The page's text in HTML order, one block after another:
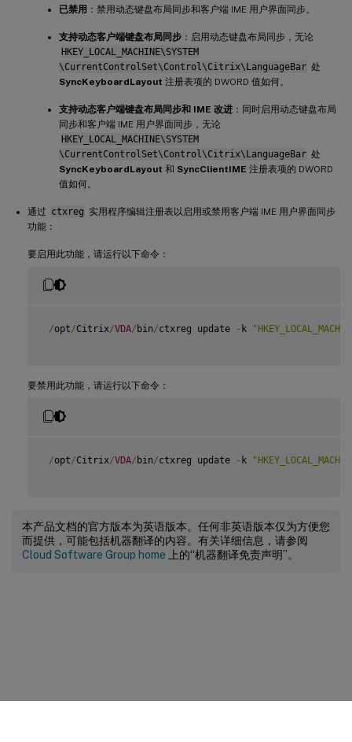
已禁用 ：禁用动态键盘布局同步和客户端 IME 用户界面同步。
支持动态客户端键盘布局同步 ：启用动态键盘布局同步，无论
HKEY_LOCAL_MACHINE\SYSTEM
\CurrentControlSet\Control\Citrix\LanguageBar 处
SyncKeyboardLayout 注册表项的 DWORD 值如何。
支持动态客户端键盘布局同步和 IME 改进 ：同时启用动态键盘布局
同步和客户端 IME 用户界面同步，无论
HKEY_LOCAL_MACHINE\SYSTEM
\CurrentControlSet\Control\Citrix\LanguageBar 处
SyncKeyboardLayout 和 SyncClientIME 注册表项的 DWORD
值如何。
通过 ctxreg 实用程序编辑注册表以启用或禁用客户端 IME 用户界面同步
功能：
要启用此功能，请运行以下命令：
/opt/Citrix/VDA/ bin/ctxreg update - k
要禁用此功能，请运行以下命令：
/opt/Citrix/VDA/ bin/ctxreg update - k
本产品文档的官方版本为英语版本。任何非英语版本仅为方便您
而提供，可能包括机器翻译的内容。有关详细信息，请参阅
Cloud Software Group home 上的“机器翻译免责声明”。